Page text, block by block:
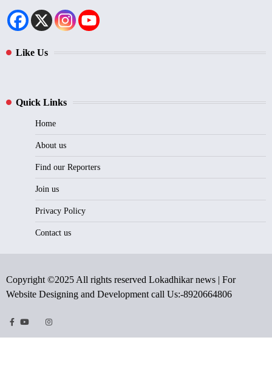
Like Us
Quick Links
Home
About us
Find our Reporters
Join us
Privacy Policy
Contact us
Copyright ©2025 All rights reserved Lokadhikar news | For
Website Designing and Development call Us:-8920664806
Facebook
Youtube
TwitterInstragram